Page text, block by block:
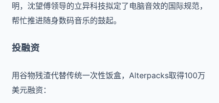
明，沈望傅领导的立异科技拟定了电脑音效的国际规范，
帮忙推进随身数码音乐的鼓起。
投融资
用谷物残渣代替传统一次性饭盒，Alterpacks取得100万
美元融资：